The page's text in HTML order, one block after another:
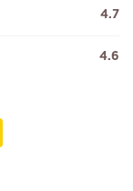
4.7
4.6